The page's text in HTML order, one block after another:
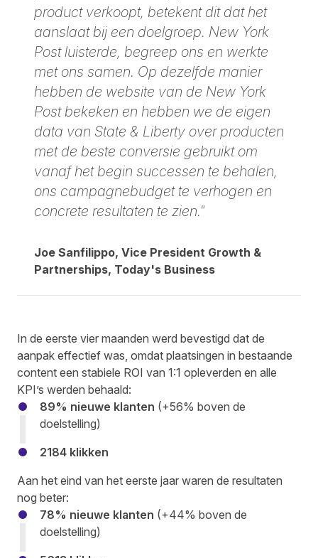
product verkoopt, betekent dit dat het
aanslaat bij een doelgroep. New York
Post luisterde, begreep ons en werkte
met ons samen. Op dezelfde manier
hebben de website van de New York
Post bekeken en hebben we de eigen
data van State & Liberty over producten
met de beste conversie gebruikt om
vanaf het begin successen te behalen,
ons campagnebudget te verhogen en
concrete resultaten te zien."
Joe Sanfilippo, Vice President Growth &
Partnerships, Today's Business
In de eerste vier maanden werd bevestigd dat de
aanpak effectief was, omdat plaatsingen in bestaande
content een stabiele ROI van 1:1 opleverden en alle
KPI’s werden behaald:
89% nieuwe klanten (+56% boven de
doelstelling)
2184 klikken
Aan het eind van het eerste jaar waren de resultaten
nog beter:
78% nieuwe klanten (+44% boven de
doelstelling)